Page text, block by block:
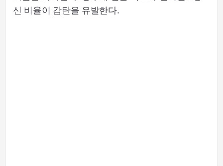
신 비율이 감탄을 유발한다.